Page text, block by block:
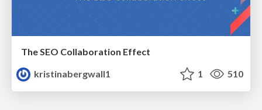
The SEO Collaboration Effect
kristinabergwall1
1 510